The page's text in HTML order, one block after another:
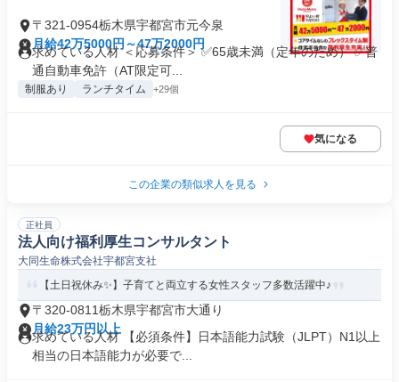
〒321-0954栃木県宇都宮市元今泉
月給42万5000円～47万2000円
求めている人材 ＜応募条件＞ ✅65歳未満（定年のため） ✅普
通自動車免許（AT限定可...
制服あり ランチタイム +29個
気になる
この企業の類似求人を見る
正社員
法人向け福利厚生コンサルタント
大同生命株式会社宇都宮支社
【土日祝休み✨】子育てと両立する女性スタッフ多数活躍中♪
〒320-0811栃木県宇都宮市大通り
月給23万円以上
求めている人材 【必須条件】日本語能力試験（JLPT）N1以上
相当の日本語能力が必要で...